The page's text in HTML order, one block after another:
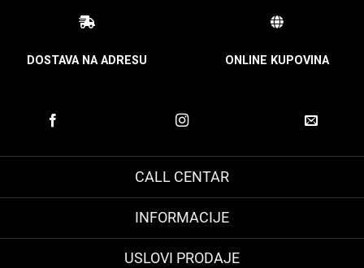
DOSTAVA NA ADRESU ONLINE KUPOVINA
CALL CENTAR
INFORMACIJE
USLOVI PRODAJE